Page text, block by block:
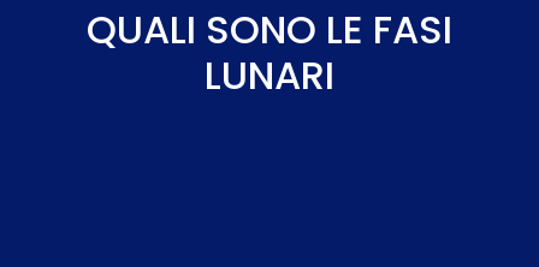
QUALI SONO LE FASI
LUNARI